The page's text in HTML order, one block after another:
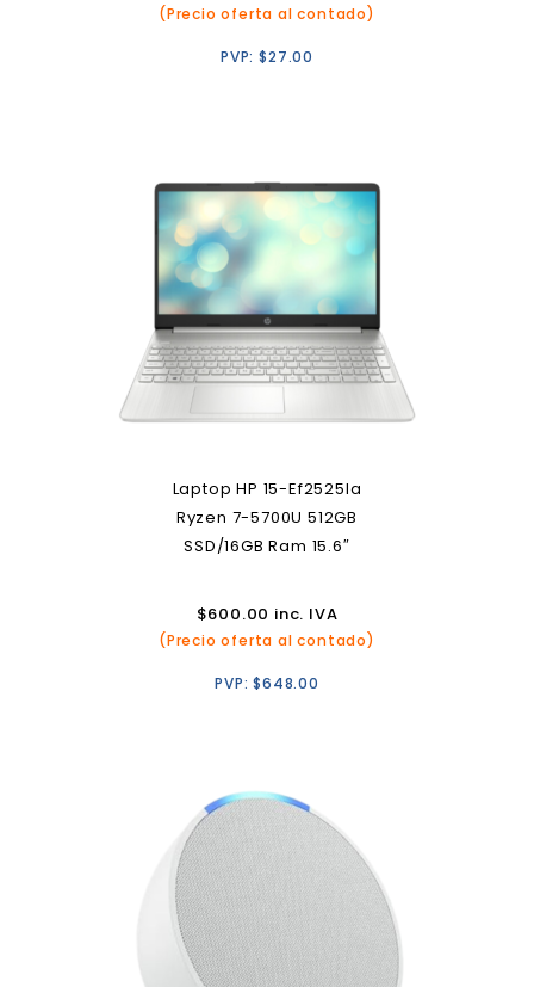
(Precio oferta al contado)
PVP:$27.00
Laptop HP 15-Ef2525la
Ryzen 7-5700U 512GB
SSD/16GB Ram 15.6″
$600.00 inc. IVA
(Precio oferta al contado)
PVP:$648.00